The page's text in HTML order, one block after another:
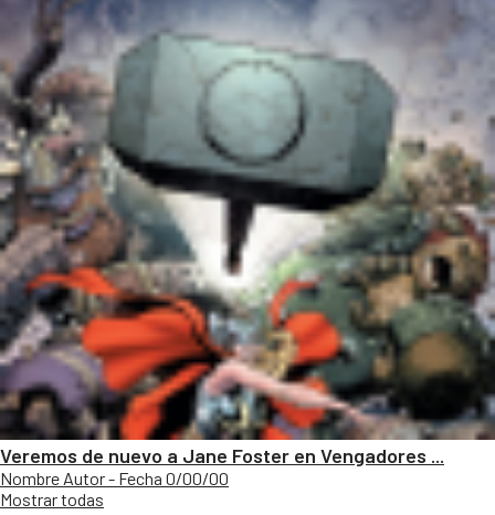
Veremos de nuevo a Jane Foster en Vengadores ...
Nombre Autor - Fecha 0/00/00
Mostrar todas